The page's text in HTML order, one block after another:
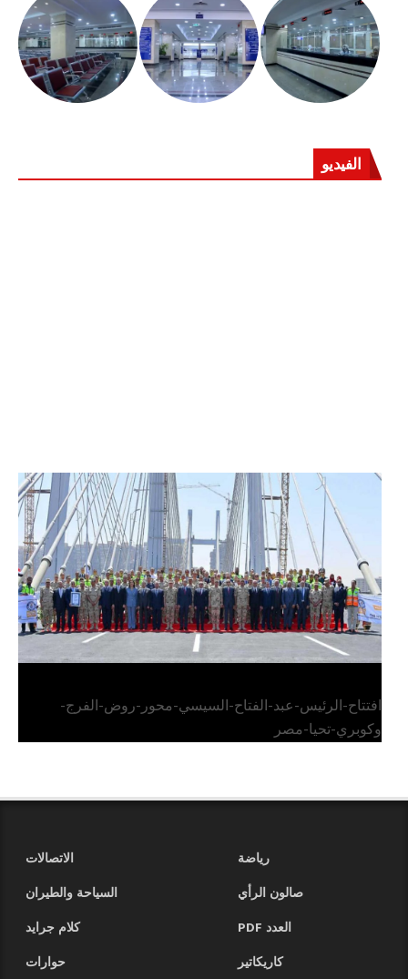
الفيديو
الرئيس عبد الفتاح السيسي يفتتح محور روض الفرج
وكوبري تحيا مصر
افتتاح-الرئيس-عبد-الفتاح-السيسي-محور-روض-الفرج-
وكوبري-تحيا-مصر
رياضة
الاتصالات
صالون الرأي
السياحة والطيران
العدد PDF
كلام جرايد
كاريكاتير
حوارات